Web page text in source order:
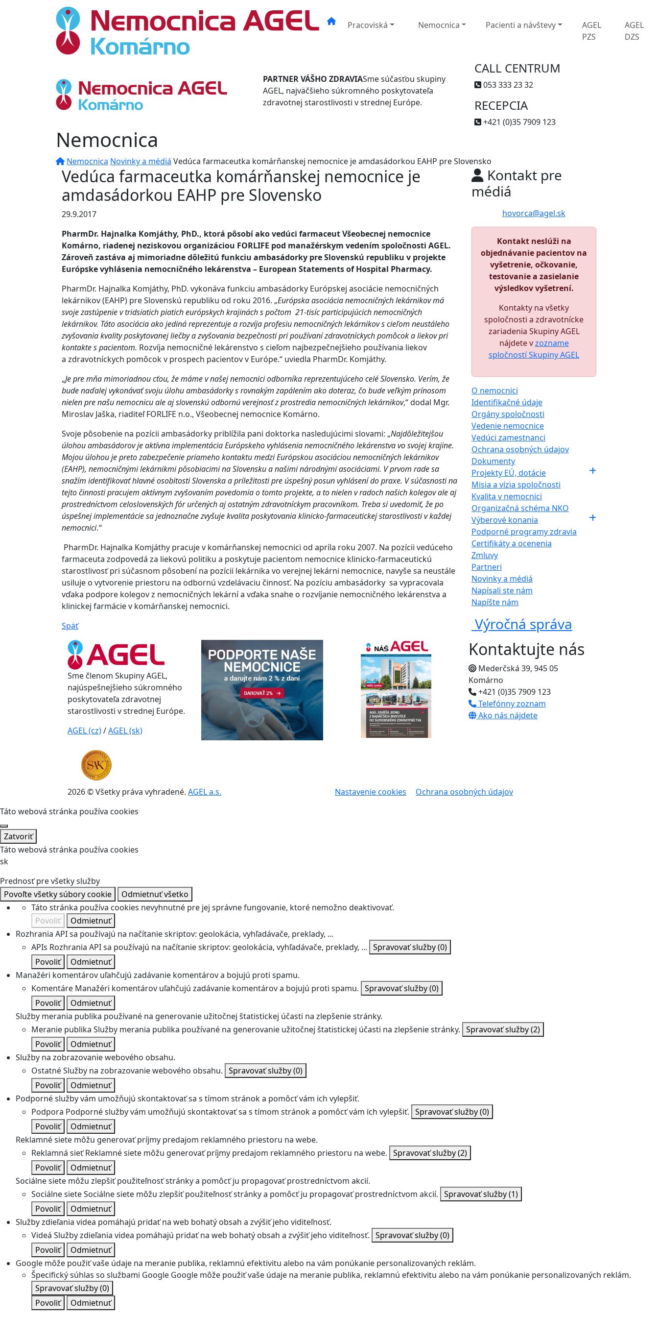
Pracoviská Nemocnica Pacienti a návštevy
AGEL
PZS
AGEL
DZS
PARTNER VÁŠHO ZDRAVIASme súčasťou skupiny
AGEL, najväčšieho súkromného poskytovateľa
zdravotnej starostlivosti v strednej Európe.
CALL CENTRUM
053 333 23 32
RECEPCIA
+421 (0)35 7909 123
Nemocnica
Nemocnica Novinky a médiá Vedúca farmaceutka komárňanskej nemocnice je amdasádorkou EAHP pre Slovensko
Vedúca farmaceutka komárňanskej nemocnice je
amdasádorkou EAHP pre Slovensko
29.9.2017
PharmDr. Hajnalka Komjáthy, PhD., ktorá pôsobí ako vedúci farmaceut Všeobecnej nemocnice
Komárno, riadenej neziskovou organizáciou FORLIFE pod manažérskym vedením spoločnosti AGEL.
Zároveň zastáva aj mimoriadne dôležitú funkciu ambasádorky pre Slovenskú republiku v projekte
Európske vyhlásenia nemocničného lekárenstva – European Statements of Hospital Pharmacy.
PharmDr. Hajnalka Komjáthy, PhD. vykonáva funkciu ambasádorky Európskej asociácie nemocničných
lekárnikov (EAHP) pre Slovenskú republiku od roku 2016. „Európska asociácia nemocničných lekárnikov má
svoje zastúpenie v tridsiatich piatich európskych krajinách s počtom 21-tisíc participujúcich nemocničných
lekárnikov. Táto asociácia ako jediná reprezentuje a rozvíja profesiu nemocničných lekárnikov s cieľom neustáleho
zvyšovania kvality poskytovanej liečby a zvyšovania bezpečnosti pri používaní zdravotníckych pomôcok a liekov pri
kontakte s pacientom. Rozvíja nemocničné lekárenstvo s cieľom najbezpečnejšieho používania liekov
a zdravotníckych pomôcok v prospech pacientov v Európe.“ uviedla PharmDr. Komjáthy.
„Je pre mňa mimoriadnou cťou, že máme v našej nemocnici odborníka reprezentujúceho celé Slovensko. Verím, že
bude naďalej vykonávať svoju úlohu ambasádorky s rovnakým zapálením ako doteraz, čo bude veľkým prínosom
nielen pre našu nemocnicu ale aj slovenskú odbornú verejnosť z prostredia nemocničných lekárnikov,“ dodal Mgr.
Miroslav Jaška, riaditeľ FORLIFE n.o., Všeobecnej nemocnice Komárno.
Svoje pôsobenie na pozícii ambasádorky priblížila pani doktorka nasledujúcimi slovami: „Najdôležitejšou
úlohou ambasádorov je aktívna implementácia Európskeho vyhlásenia nemocničného lekárenstva vo svojej krajine.
Mojou úlohou je preto zabezpečenie priameho kontaktu medzi Európskou asociáciou nemocničných lekárnikov
(EAHP), nemocničnými lekárnikmi pôsobiacimi na Slovensku a našimi národnými asociáciami. V prvom rade sa
snažím identifikovať hlavné osobitosti Slovenska a príležitostipre úspešný posun vyhlásení do praxe. V súčasnosti na
tejto činnosti pracujem aktívnym zvyšovaním povedomia o tomto projekte, a to nielen v radoch našich kolegov ale aj
prostredníctvom celoslovenských fór určených aj ostatným zdravotníckym pracovníkom. Treba si uvedomiť, že po
úspešnej implementácie sa jednoznačne zvyšuje kvalita poskytovania klinicko-farmaceutickej starostlivosti v každej
nemocnici.“
PharmDr. Hajnalka Komjáthy pracuje v komárňanskej nemocnici od apríla roku 2007. Na pozícii vedúceho
farmaceuta zodpovedá za liekovú politiku a poskytuje pacientom nemocnice klinicko-farmaceutickú
starostlivosť pri súčasnom pôsobení na pozícii lekárnika vo verejnej lekárni nemocnice, navyše sa neustále
usiluje o vytvorenie priestoru na odbornú vzdelávaciu činnosť. Na pozíciu ambasádorky sa vypracovala
vďaka podpore kolegov z nemocničných lekární a vďaka snahe o rozvíjanie nemocničného lekárenstva a
klinickej farmácie v komárňanskej nemocnici.
Späť
Kontakt pre
médiá
hovorca@agel.sk
Kontakt neslúži na
objednávanie pacientov na
vyšetrenie, očkovanie,
testovanie a zasielanie
výsledkov vyšetrení.
Kontakty na všetky
spoločnosti a zdravotnícke
zariadenia Skupiny AGEL
nájdete vzozname
spločností Skupiny AGEL
O nemocnici
Identifikačné údaje
Orgány spoločnosti
Vedenie nemocnice
Vedúci zamestnanci
Ochrana osobných údajov
Dokumenty
Projekty EÚ, dotácie
Misia a vízia spoločnosti
Kvalita v nemocnici
Organizačná schéma NKO
Výberové konania
Podporné programy zdravia
Certifikáty a ocenenia
Zmluvy
Partneri
Novinky a médiá
Napísali ste nám
Napíšte nám
Výročná správa
Sme členom Skupiny AGEL,
najúspešnejšieho súkromného
poskytovateľa zdravotnej
starostlivosti v strednej Európe.
AGEL (cz)/AGEL (sk)
Kontaktujte nás
Mederčská 39, 945 05
Komárno
+421 (0)35 7909 123
Telefónny zoznam
Ako nás nájdete
2026 © Všetky práva vyhradené. AGEL a.s. Nastavenie cookies
Ochrana osobných údajov
Táto webová stránka používa cookies
Zatvoriť
Táto webová stránka používa cookies
sk
Prednosť pre všetky služby
Povoľte všetky súbory cookie
Odmietnuť všetko
Táto stránka používa cookies nevyhnutné pre jej správne fungovanie, ktoré nemožno deaktivovať.
Povoliť
Odmietnuť
Rozhrania API sa používajú na načítanie skriptov: geolokácia, vyhľadávače, preklady, ...
APIs Rozhrania API sa používajú na načítanie skriptov: geolokácia, vyhľadávače, preklady, ... Spravovať služby(0)
Povoliť
Odmietnuť
Manažéri komentárov uľahčujú zadávanie komentárov a bojujú proti spamu.
Komentáre Manažéri komentárov uľahčujú zadávanie komentárov a bojujú proti spamu. Spravovať služby(0)
Povoliť
Odmietnuť
Služby merania publika používané na generovanie užitočnej štatistickej účasti na zlepšenie stránky.
Meranie publika Služby merania publika používané na generovanie užitočnej štatistickej účasti na zlepšenie stránky. Spravovať služby(2)
Povoliť
Odmietnuť
Služby na zobrazovanie webového obsahu.
OstatnéSlužby na zobrazovanie webového obsahu. Spravovať služby(0)
Povoliť
Odmietnuť
Podporné služby vám umožňujú skontaktovať sa s tímom stránok a pomôcť vám ich vylepšiť.
Podpora Podporné služby vám umožňujú skontaktovať sa s tímom stránok a pomôcť vám ich vylepšiť. Spravovať služby(0)
Povoliť
Odmietnuť
Reklamné siete môžu generovať príjmy predajom reklamného priestoru na webe.
Reklamná sieť Reklamné siete môžu generovať príjmy predajom reklamného priestoru na webe. Spravovať služby(2)
Povoliť
Odmietnuť
Sociálne siete môžu zlepšiť použiteľnosť stránky a pomôcť ju propagovať prostredníctvom akcií.
Sociálne sieteSociálne siete môžu zlepšiť použiteľnosť stránky a pomôcť ju propagovať prostredníctvom akcií. Spravovať služby(1)
Povoliť
Odmietnuť
Služby zdieľania videa pomáhajú pridať na web bohatý obsah a zvýšiť jeho viditeľnosť.
Videá Služby zdieľania videa pomáhajú pridať na web bohatý obsah a zvýšiť jeho viditeľnosť. Spravovať služby(0)
Povoliť
Odmietnuť
Google môže použiť vaše údaje na meranie publika, reklamnú efektivitu alebo na vám ponúkanie personalizovaných reklám.
Špecifický súhlas so službami Google Google môže použiť vaše údaje na meranie publika, reklamnú efektivitu alebo na vám ponúkanie personalizovaných reklám.
Spravovať služby(0)
Povoliť
Odmietnuť